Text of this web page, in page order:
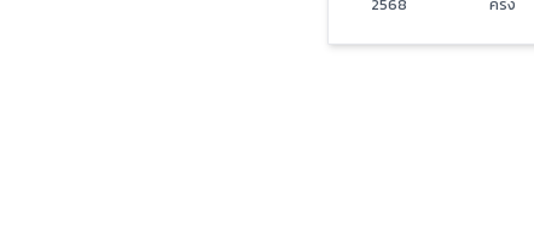
หน้า” !
2568
ครั้ง